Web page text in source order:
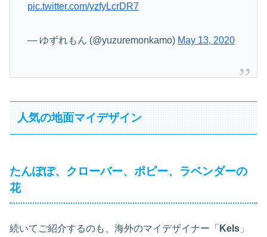
pic.twitter.com/yzfyLcrDR7
— ゆずれもん (@yuzuremonkamo) May 13, 2020
人気の地面マイデザイン
たんぽぽ、クローバー、ポピー、ラベンダーの
花
続いてご紹介するのも、海外のマイデザイナー「 Kels 」